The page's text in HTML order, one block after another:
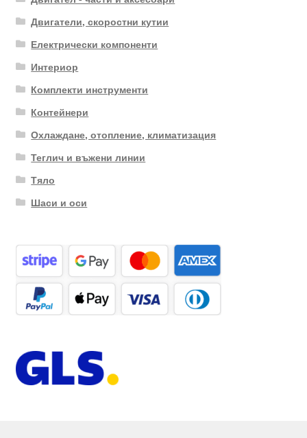
Двигатели, скоростни кутии
Електрически компоненти
Интериор
Комплекти инструменти
Контейнери
Охлаждане, отопление, климатизация
Теглич и въжени линии
Тяло
Шаси и оси